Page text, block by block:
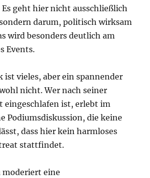
geht hier nicht ausschließlich
darum, politisch wirksam
wird besonders deutlich am
Events.
ist vieles, aber ein spannender
nicht. Wer nach seiner
eingeschlafen ist, erlebt im
Podiumsdiskussion, die keine
dass hier kein harmloses
stattfindet.
moderiert eine